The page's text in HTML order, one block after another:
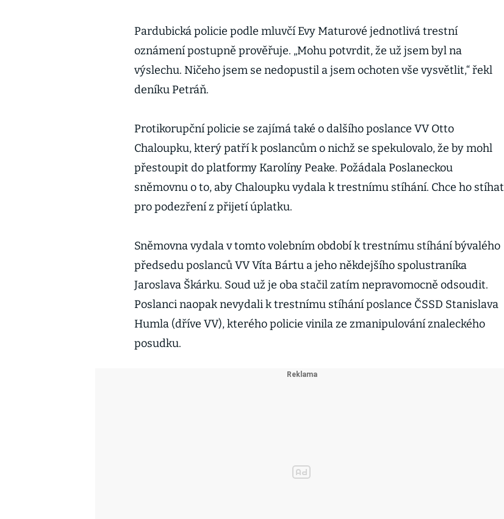
Pardubická policie podle mluvčí Evy Maturové jednotlivá trestní
oznámení postupně prověřuje. „Mohu potvrdit, že už jsem byl na
výslechu. Ničeho jsem se nedopustil a jsem ochoten vše vysvětlit,“ řekl
deníku Petráň.
Protikorupční policie se zajímá také o dalšího poslance VV Otto
Chaloupku, který patří k poslancům o nichž se spekulovalo, že by mohl
přestoupit do platformy Karolíny Peake. Požádala Poslaneckou
sněmovnu o to, aby Chaloupku vydala k trestnímu stíhání. Chce ho stíhat
pro podezření z přijetí úplatku.
Sněmovna vydala v tomto volebním období k trestnímu stíhání bývalého
předsedu poslanců VV Víta Bártu a jeho někdejšího spolustraníka
Jaroslava Škárku. Soud už je oba stačil zatím nepravomocně odsoudit.
Poslanci naopak nevydali k trestnímu stíhání poslance ČSSD Stanislava
Humla (dříve VV), kterého policie vinila ze zmanipulování znaleckého
posudku.